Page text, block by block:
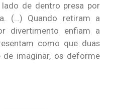
de dentro presa por
(…) Quando retiram a
divertimento enfiam a
como que duas
imaginar, os deforme